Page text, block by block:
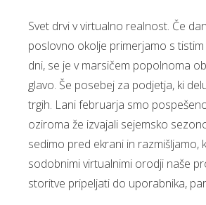
Svet drvi v virtualno realnost. Če
poslovno okolje primerjamo s
dni, se je v marsičem popolnoma
glavo. Še posebej za podjetja, ki
trgih. Lani februarja smo
oziroma že izvajali sejemsko
sedimo pred ekrani in razmišljamo,
sodobnimi virtualnimi orodji naše
storitve pripeljati do uporabnika,